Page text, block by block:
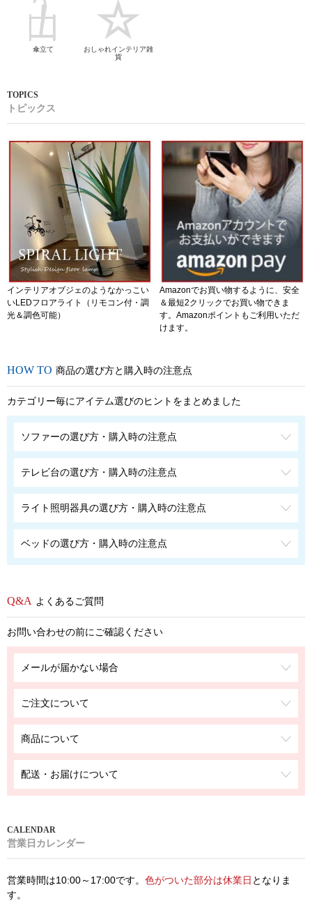
傘立て
おしゃれインテリア雑
貨
トピックス
インテリアオブジェのようなかっこい
いLEDフロアライト（リモコン付・調
光＆調色可能）
Amazonでお買い物するように、安全
＆最短2クリックでお買い物できま
す。Amazonポイントもご利用いただ
けます。
商品の選び方と購入時の注意点
カテゴリー毎にアイテム選びのヒントをまとめました
ソファーの選び方・購入時の注意点
テレビ台の選び方・購入時の注意点
ライト照明器具の選び方・購入時の注意点
ベッドの選び方・購入時の注意点
よくあるご質問
お問い合わせの前にご確認ください
メールが届かない場合
ご注文について
商品について
配送・お届けについて
営業日カレンダー
営業時間は10:00～17:00です。 色がついた部分は休業日 となりま
す。